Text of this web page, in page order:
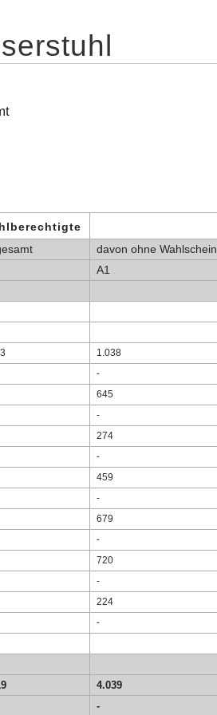
davon ohne Wahlschein
A1
1.038
-
645
-
274
-
459
-
679
-
720
-
224
-
4.039
-